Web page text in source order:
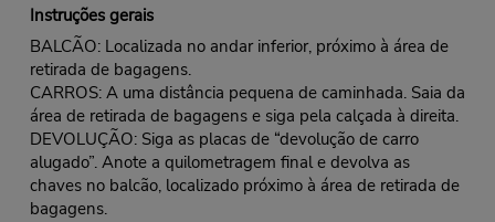
Instruções gerais
BALCÃO: Localizada no andar inferior, próximo à área de
retirada de bagagens.
CARROS: A uma distância pequena de caminhada. Saia da
área de retirada de bagagens e siga pela calçada à direita.
DEVOLUÇÃO: Siga as placas de “devolução de carro
alugado”. Anote a quilometragem final e devolva as
chaves no balcão, localizado próximo à área de retirada de
bagagens.